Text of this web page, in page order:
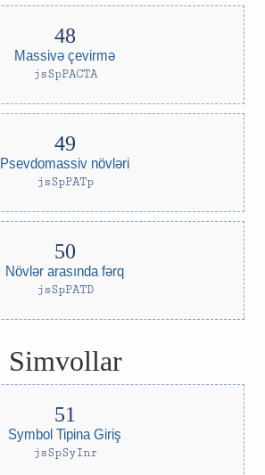
Massivə çevirmə
jsSpPACTA
Psevdomassiv növləri
jsSpPATp
Növlər arasında fərq
jsSpPATD
Simvollar
Symbol Tipina Giriş
jsSpSyInr